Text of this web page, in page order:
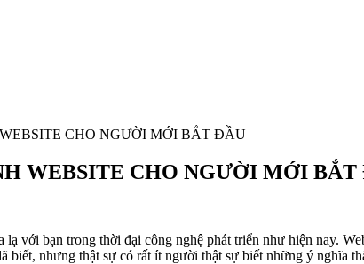
CHO NGƯỜI MỚI BẮT ĐẦU
WEBSITE CHO NGƯỜI MỚI BẮT
lạ với bạn trong thời đại công nghệ phát triển như hiện nay.
biết, nhưng thật sự có rất ít người thật sự biết những ý nghĩa